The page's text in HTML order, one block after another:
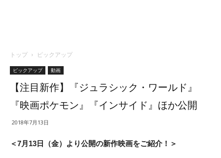
トップ ピックアップ
ピックアップ 動画
【注目新作】『ジュラシック・ワールド』
『映画ポケモン』『インサイド』ほか公開
2018年7月13日
＜7月13日（金）より公開の新作映画をご紹介！＞